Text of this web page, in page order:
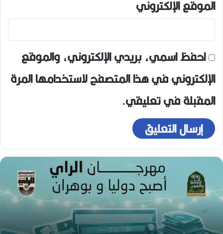
الموقع الإلكتروني
احفظ اسمي، بريدي الإلكتروني، والموقع
الإلكتروني في هذا المتصفح لاستخدامها المرة
المقبلة في تعليقي.
هواري
عوينات..
أيقونة
البهجة
في
زمن
عصيب